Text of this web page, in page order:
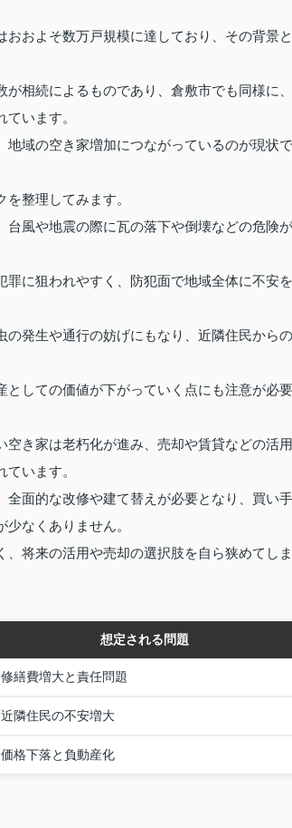
およそ数万戸規模に達しており、その背景と
相続によるものであり、倉敷市でも同様に、
います。
域の空き家増加につながっているのが現状で
整理してみます。
風や地震の際に瓦の落下や倒壊などの危険が
に狙われやすく、防犯面で地域全体に不安を
発生や通行の妨げにもなり、近隣住民からの
しての価値が下がっていく点にも注意が必要
き家は老朽化が進み、売却や賃貸などの活用
います。
面的な改修や建て替えが必要となり、買い手
なくありません。
将来の活用や売却の選択肢を自ら狭めてしま
想定される問題
修繕費増大と責任問題
近隣住民の不安増大
価格下落と負動産化